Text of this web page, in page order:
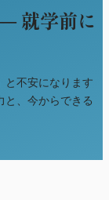
就学前に
と不安になります
と、今からできる